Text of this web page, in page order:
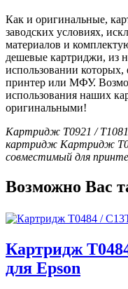
Как и оригинальные,
заводских условиях,
материалов и
дешевые картриджи, из
использовании которых,
принтер или МФУ.
использования наших
оригинальными!
Картридж T0921 / T1081
картридж Картридж
совместимый для
Возможно Вас
Картридж
для Epson